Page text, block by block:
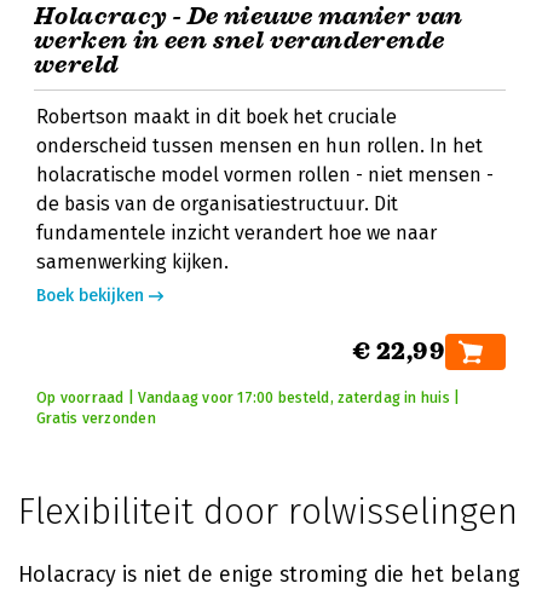
Holacracy - De nieuwe manier van
werken in een snel veranderende
wereld
Robertson maakt in dit boek het cruciale
onderscheid tussen mensen en hun rollen. In het
holacratische model vormen rollen - niet mensen -
de basis van de organisatiestructuur. Dit
fundamentele inzicht verandert hoe we naar
samenwerking kijken.
Boek bekijken
€ 22,99
Op voorraad | Vandaag voor 17:00 besteld, zaterdag in huis |
Gratis verzonden
Flexibiliteit door rolwisselingen
Holacracy is niet de enige stroming die het belang